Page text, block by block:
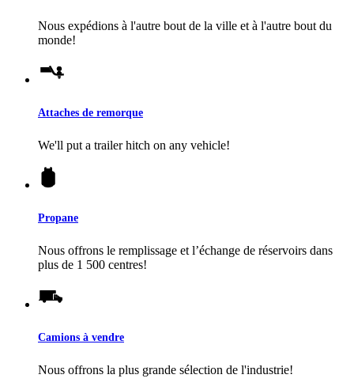
Nous expédions à l'autre bout de la ville et à l'autre bout du
monde!
Attaches de remorque
We'll put a trailer hitch on any vehicle!
Propane
Nous offrons le remplissage et l’échange de réservoirs dans
plus de 1 500 centres!
Camions à vendre
Nous offrons la plus grande sélection de l'industrie!